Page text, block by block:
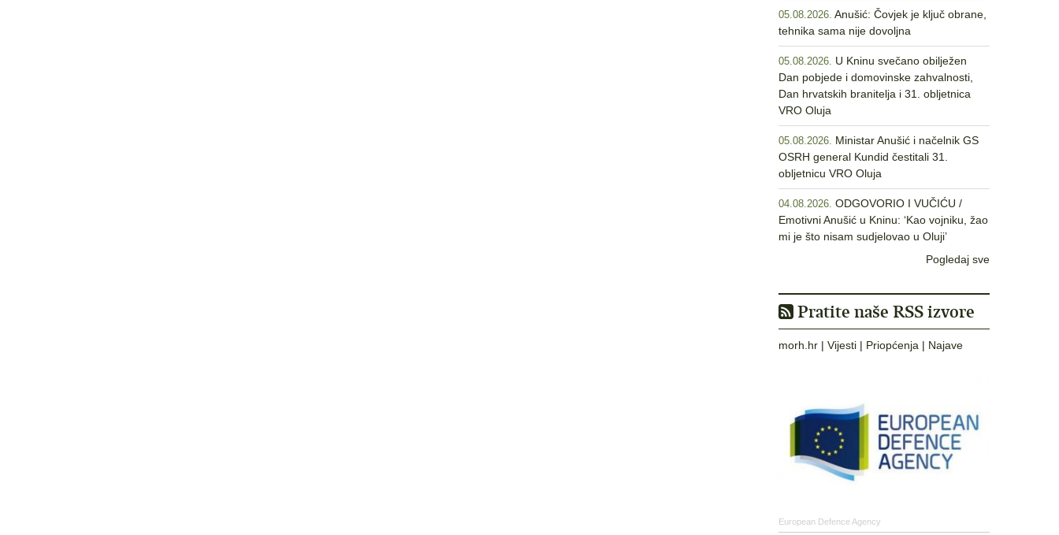
05.08.2026. Anušić: Čovjek je ključ obrane,
tehnika sama nije dovoljna
05.08.2026.
U Kninu svečano obilježen
Dan pobjede i domovinske zahvalnosti,
Dan hrvatskih branitelja i 31. obljetnica
VRO Oluja
05.08.2026.
Ministar Anušić i načelnik GS
OSRH general Kundid čestitali 31.
obljetnicu VRO Oluja
04.08.2026. ODGOVORIO I VUČIĆU /
Emotivni Anušić u Kninu: ‘Kao vojniku, žao
mi je što nisam sudjelovao u Oluji’
Pogledaj sve
Pratite naše RSS izvore
morh.hr | Vijesti | Priopćenja | Najave
European Defence Agency